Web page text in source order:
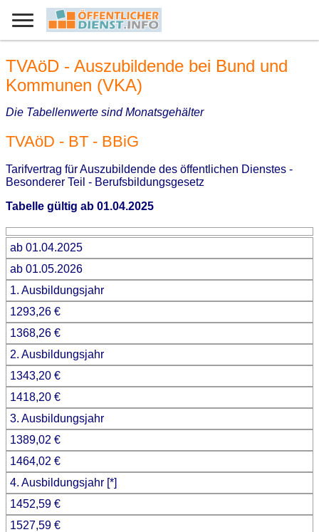
TVAöD - Auszubildende bei Bund und
Kommunen (VKA)
Die Tabellenwerte sind Monatsgehälter
TVAöD - BT - BBiG
Tarifvertrag für Auszubildende des öffentlichen Dienstes -
Besonderer Teil - Berufsbildungsgesetz
Tabelle gültig ab 01.04.2025
ab 01.04.2025
ab 01.05.2026
1. Ausbildungsjahr
1293,26 €
1368,26 €
2. Ausbildungsjahr
1343,20 €
1418,20 €
3. Ausbildungsjahr
1389,02 €
1464,02 €
4. Ausbildungsjahr [*]
1452,59 €
1527,59 €